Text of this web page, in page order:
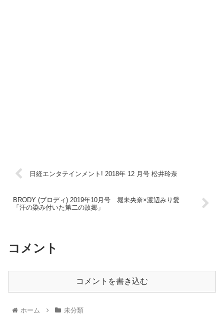
日経エンタテインメント! 2018年 12 月号 松井玲奈
BRODY (ブロディ) 2019年10月号 堀未央奈×渡辺みり愛
「汗の染み付いた第二の故郷」
コメント
コメントを書き込む
ホーム 未分類